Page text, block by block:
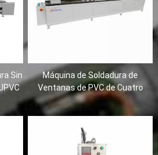
Sin
Máquina de Soldadura de
Ventanas de PVC de Cuatro
Cabezas